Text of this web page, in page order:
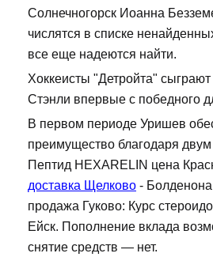
Солнечногорск Иоанна
числятся в списке
все еще надеются найти.
Хоккеисты "Детройта"
Стэнли впервые с победного
В первом периоде Уришев
преимущество благодаря
Пептид HEXARELIN цена
доставка Щелково -
продажа Гуково: Курс
Ейск. Пополнение вклада
снятие средств — нет.